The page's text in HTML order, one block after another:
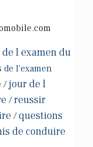
l examen du
de l'examen
/jour de l
/reussir
/questions
de conduire